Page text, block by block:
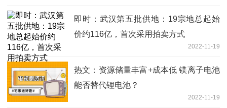
即时：武汉第五批供地：19宗地总起始
价约116亿，首次采用拍卖方式
2022-11-19
热文：资源储量丰富+成本低 镁离子电池
能否替代锂电池？
2022-11-19